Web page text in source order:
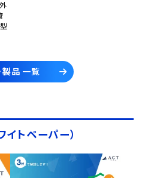
製品 一覧
トペーパー）